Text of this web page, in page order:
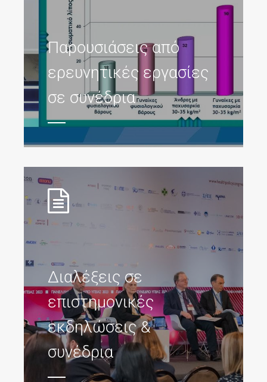
Παρουσιάσεις από
ερευνητικές εργασίες
σε συνέδρια
Διαλέξεις σε
επιστημονικές
εκδηλώσεις &
συνέδρια